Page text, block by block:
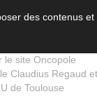
des contenus et
le site Oncopole
Claudius Regaud et
de Toulouse